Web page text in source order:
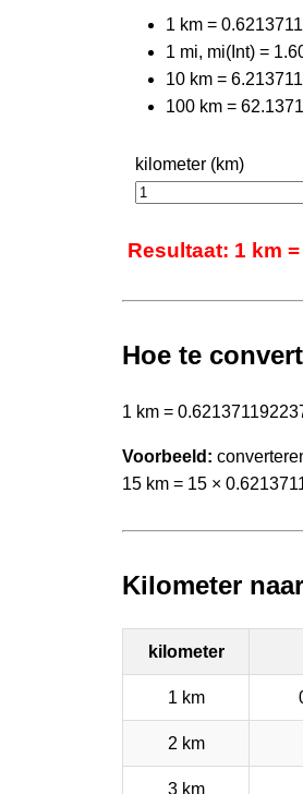
1 km =
1 mi, mi(Int) =
10 km =
100 km =
kilometer (km)
Resultaat: 1 km
Hoe te
1 km =
Voorbeeld:
15 km = 15 ×
Kilometer
kilometer
1 km
2 km
3 km